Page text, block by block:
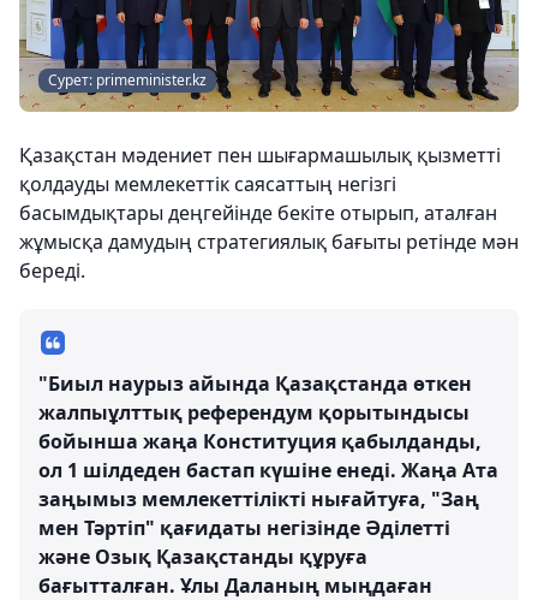
Сурет: primeminister.kz
Қазақстан мәдениет пен шығармашылық қызметті
қолдауды мемлекеттік саясаттың негізгі
басымдықтары деңгейінде бекіте отырып, аталған
жұмысқа дамудың стратегиялық бағыты ретінде мән
береді.
"Биыл наурыз айында Қазақстанда өткен
жалпыұлттық референдум қорытындысы
бойынша жаңа Конституция қабылданды,
ол 1 шілдеден бастап күшіне енеді. Жаңа Ата
заңымыз мемлекеттілікті нығайтуға, "Заң
мен Тәртіп" қағидаты негізінде Әділетті
және Озық Қазақстанды құруға
бағытталған. Ұлы Даланың мыңдаған